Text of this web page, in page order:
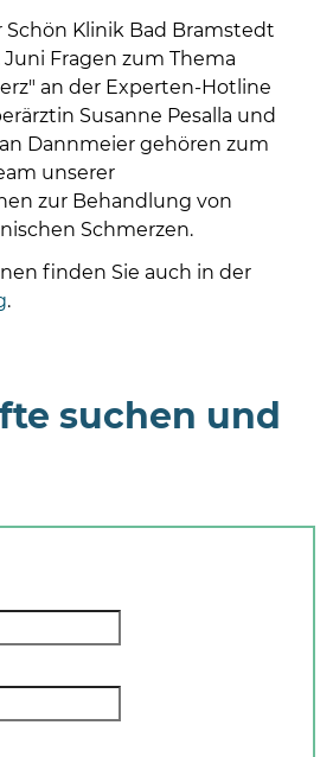
Schön Klinik Bad Bramstedt
Fragen zum Thema
an der Experten-Hotline
Susanne Pesalla und
Dannmeier gehören zum
unserer
zur Behandlung von
Schmerzen.
finden Sie auch in der
.
suchen und